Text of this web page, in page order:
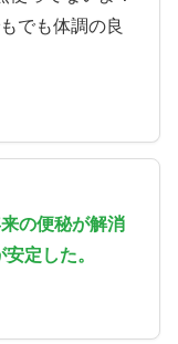
でも体調の良
の便秘が解消
定した。